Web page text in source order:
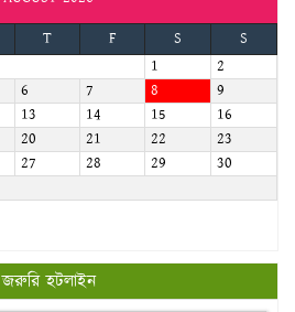
T F S
S
1
2
6 7 8
9
13 14 15
16
20 21 22
23
27 28 29
30
জরুরি হটলাইন